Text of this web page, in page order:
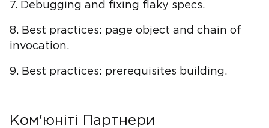
7. Debugging and fixing flaky specs.
8. Best practices: page object and chain of
invocation.
9. Best practices: prerequisites building.
Ком'юніті Партнери